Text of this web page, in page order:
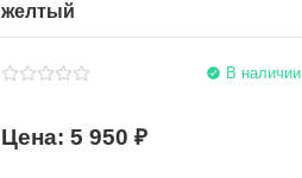
желтый
В наличии
5 950